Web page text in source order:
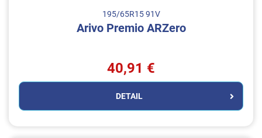
195/65R15 91V
Arivo Premio ARZero
40,91 €
DETAIL